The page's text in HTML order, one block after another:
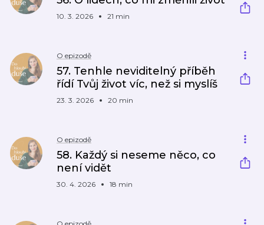
10. 3. 2026 21 min
O epizodě
57. Tenhle neviditelný příběh
řídí Tvůj život víc, než si myslíš
23. 3. 2026 20 min
O epizodě
58. Každý si neseme něco, co
není vidět
30. 4. 2026 18 min